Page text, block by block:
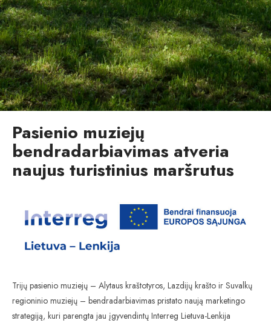
Pasienio muziejų
bendradarbiavimas atveria
naujus turistinius maršrutus
Trijų pasienio muziejų – Alytaus kraštotyros, Lazdijų krašto ir Suvalkų
regioninio muziejų – bendradarbiavimas pristato naują marketingo
strategiją, kuri parengta jau įgyvendintų Interreg Lietuva-Lenkija